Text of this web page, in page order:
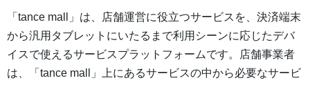
「tance mall」は、店舗運営に役立つサービスを、決済端末
から汎用タブレットにいたるまで利用シーンに応じたデバ
イスで使えるサービスプラットフォームです。店舗事業者
は、「tance mall」上にあるサービスの中から必要なサービ